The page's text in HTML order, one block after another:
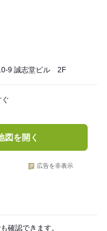
9 誠志堂ビル 2F
図を開く
広告を非表示
確認できます。